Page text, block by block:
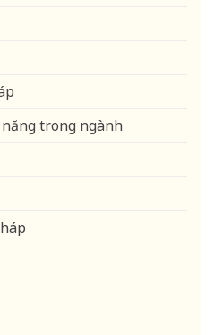
trong ngành